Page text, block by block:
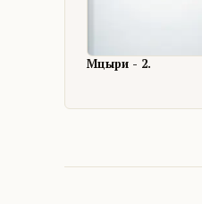
Мцыри - 2.